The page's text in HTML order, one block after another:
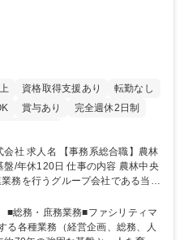
資格取得支援あり
転勤なし
賞与あり
完全週休2日制
職】農林
事の内容 農林中央
務を行うグループ会社である当社
ネジメントを行う事務系総合職を
決算業務、印刷物等の制作管理等
■総務・庶務業務■ファシリティマ
る各種業務（経営企画、総務、人